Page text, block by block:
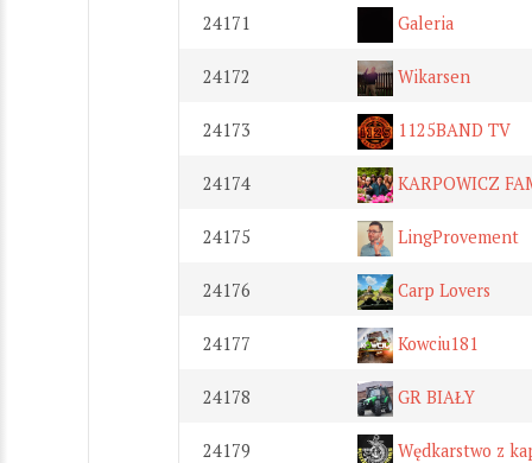
24171 Galeria
24172 Wikarsen
24173 1125BAND TV
24174 KARPOWICZ
24175 LingProvement
24176 Carp Lovers
24177 Kowciu181
24178 GR BIAŁY
24179 Wędkarstwo z